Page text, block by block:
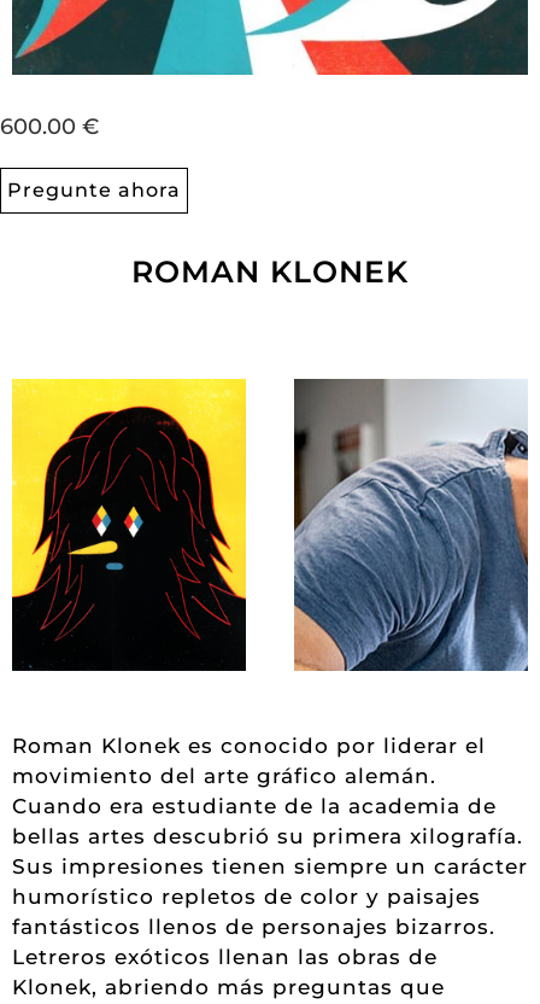
600.00 €
Pregunte ahora
ROMAN KLONEK
Roman Klonek es conocido por liderar el
movimiento del arte gráfico alemán.
Cuando era estudiante de la academia de
bellas artes descubrió su primera xilografía.
Sus impresiones tienen siempre un carácter
humorístico repletos de color y paisajes
fantásticos llenos de personajes bizarros.
Letreros exóticos llenan las obras de
Klonek, abriendo más preguntas que